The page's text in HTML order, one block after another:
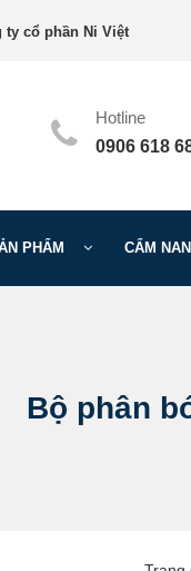
cổ phần Ni Việt
Hotline
0906 618
PHẨM CẨM
Bộ phân